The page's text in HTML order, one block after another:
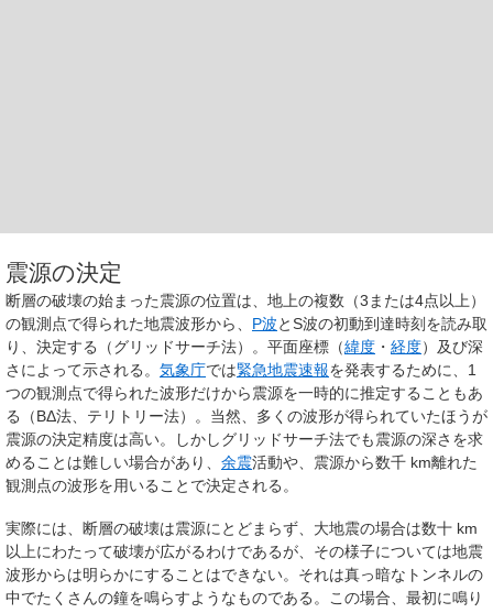
震源の決定
断層の破壊の始まった震源の位置は、地上の複数（3または4点以上）
の観測点で得られた地震波形から、 P波とS波の初動到達時刻を読み取
り、決定する（グリッドサーチ法）。平面座標（緯度 ・ 経度）及び深
さによって示される。 気象庁では緊急地震速報を発表するために、1
つの観測点で得られた波形だけから震源を一時的に推定することもあ
る（BΔ法、テリトリー法）。当然、多くの波形が得られていたほうが
震源の決定精度は高い。しかしグリッドサーチ法でも震源の深さを求
めることは難しい場合があり、 余震活動や、震源から数千 km離れた
観測点の波形を用いることで決定される。
実際には、断層の破壊は震源にとどまらず、大地震の場合は数十 km
以上にわたって破壊が広がるわけであるが、その様子については地震
波形からは明らかにすることはできない。それは真っ暗なトンネルの
中でたくさんの鐘を鳴らすようなものである。この場合、最初に鳴り